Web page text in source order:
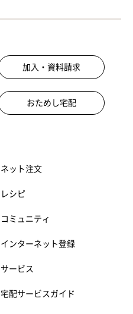
加入・資料請求
おためし宅配
ネット注文
レシピ
コミュニティ
インターネット登録
サービス
宅配サービスガイド